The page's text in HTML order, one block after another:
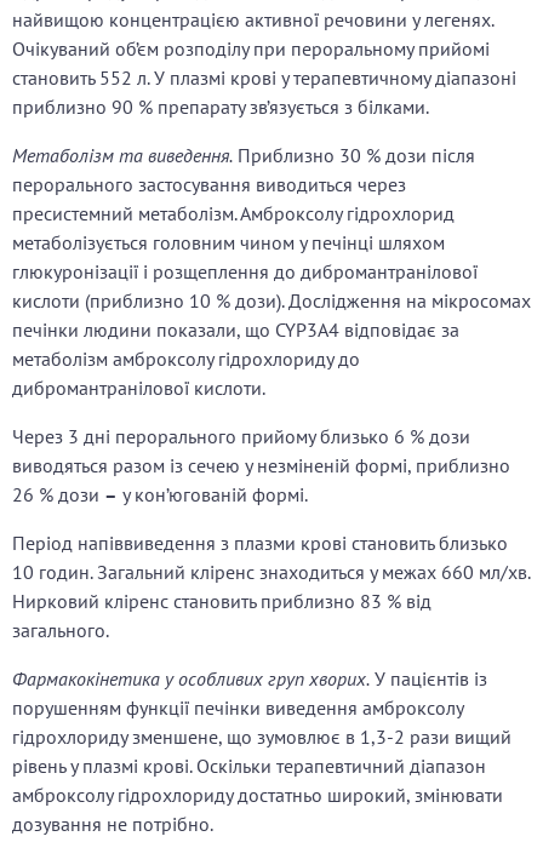
найвищою концентрацією активної речовини у легенях.
Очікуваний об’єм розподілу при пероральному прийомі
становить 552 л. У плазмі крові у терапевтичному діапазоні
приблизно 90 % препарату зв’язується з білками.
Метаболізм та виведення. Приблизно 30 % дози після
перорального застосування виводиться через
пресистемний метаболізм. Амброксолу гідрохлорид
метаболізується головним чином у печінці шляхом
глюкуронізації і розщеплення до дибромантранілової
кислоти (приблизно 10 % дози). Дослідження на мікросомах
печінки людини показали, що CYP3A4 відповідає за
метаболізм амброксолу гідрохлориду до
дибромантранілової кислоти.
Через 3 дні перорального прийому близько 6 % дози
виводяться разом із сечею у незміненій формі, приблизно
26 % дози – у кон’югованій формі.
Період напіввиведення з плазми крові становить близько
10 годин. Загальний кліренс знаходиться у межах 660 мл/хв.
Нирковий кліренс становить приблизно 83 % від
загального.
Фармакокінетика у особливих груп хворих. У пацієнтів із
порушенням функції печінки виведення амброксолу
гідрохлориду зменшене, що зумовлює в 1,3-2 рази вищий
рівень у плазмі крові. Оскільки терапевтичний діапазон
амброксолу гідрохлориду достатньо широкий, змінювати
дозування не потрібно.